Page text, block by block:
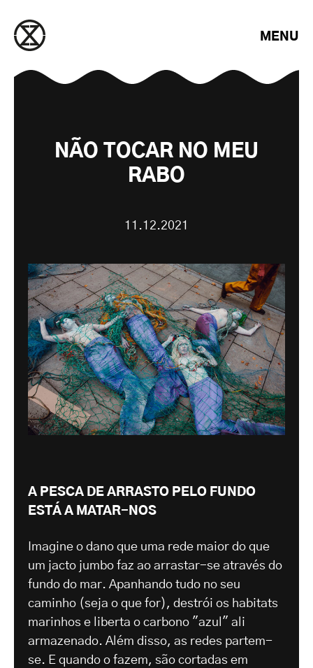
MENU
NÃO TOCAR NO MEU
RABO
11.12.2021
A PESCA DE ARRASTO PELO FUNDO
ESTÁ A MATAR-NOS
Imagine o dano que uma rede maior do que
um jacto jumbo faz ao arrastar-se através do
fundo do mar. Apanhando tudo no seu
caminho (seja o que for), destrói os habitats
marinhos e liberta o carbono "azul" ali
armazenado. Além disso, as redes partem-
se. E quando o fazem, são cortadas em